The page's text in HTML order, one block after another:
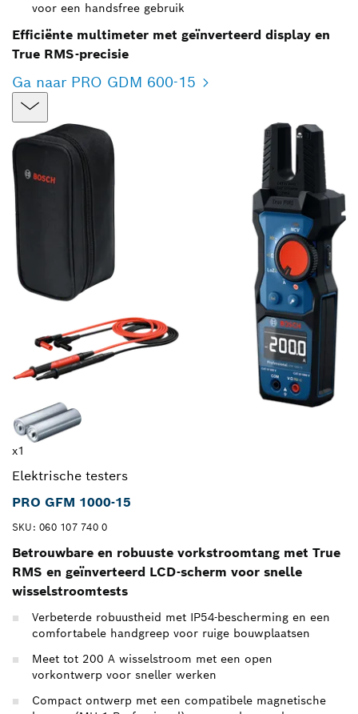
voor een handsfree gebruik
Efficiënte multimeter met geïnverteerd display en
True RMS-precisie
Ga naar PRO GDM 600-15
x1
Elektrische testers
PRO GFM 1000-15
SKU: 060 107 740 0
Betrouwbare en robuuste vorkstroomtang met True
RMS en geïnverteerd LCD-scherm voor snelle
wisselstroomtests
Verbeterde robuustheid met IP54-bescherming en een
comfortabele handgreep voor ruige bouwplaatsen
Meet tot 200 A wisselstroom met een open
vorkontwerp voor sneller werken
Compact ontwerp met een compatibele magnetische